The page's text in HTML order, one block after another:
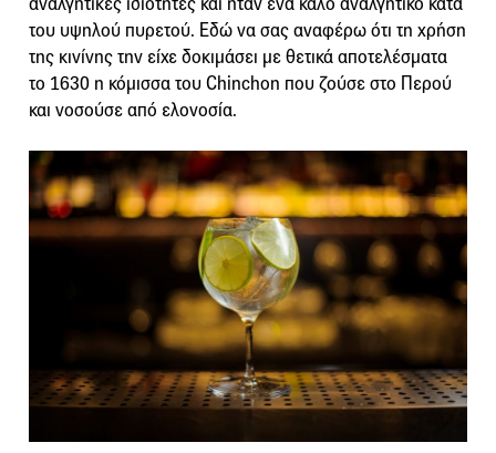
του υψηλού πυρετού. Εδώ να σας αναφέρω ότι τη χρήση
της κινίνης την είχε δοκιμάσει με θετικά αποτελέσματα
το 1630 η κόμισσα του Chinchon που ζούσε στο Περού
και νοσούσε από ελονοσία.